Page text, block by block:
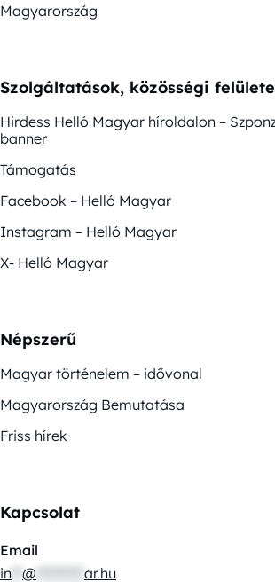
Magyarország
Szolgáltatások, közösségi
Hirdess Helló Magyar híroldalon –
banner
Támogatás
Facebook – Helló Magyar
Instagram – Helló Magyar
X- Helló Magyar
Népszerű
Magyar történelem – idővonal
Magyarország Bemutatása
Friss hírek
Kapcsolat
Email
in @ ar.hu